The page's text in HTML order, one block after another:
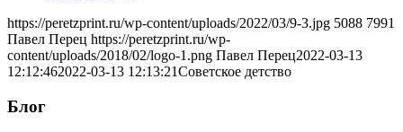
https://peretzprint.ru/wp-content/uploads/2022/03/9-3.jpg 5088 7991
Павел Перец https://peretzprint.ru/wp-
content/uploads/2018/02/logo-1.png Павел Перец2022-03-13
12:12:462022-03-13 12:13:21Советское детство
Блог